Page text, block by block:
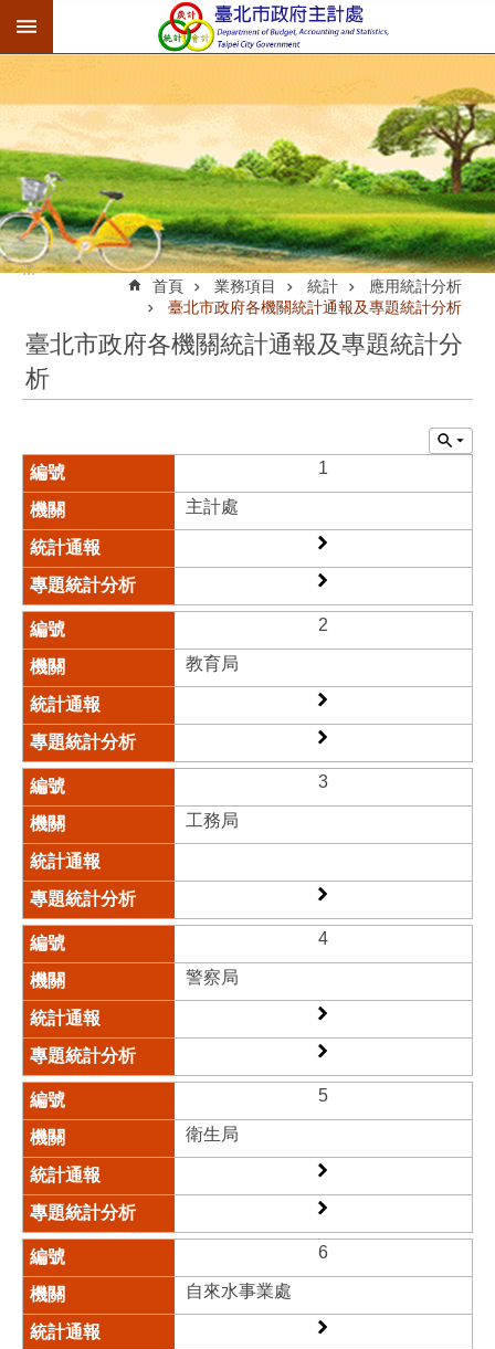
跳到主要內容區塊
:::
首頁 業務項目 統計
應用統計分析
臺北市政府各機關統計通報及專題統計分析
臺北市政府各機關統計通報及專題統計分
析
1
主計處
2
教育局​
3
工務局​
4
警察局​
5
衛生局​
6
自來水事業處